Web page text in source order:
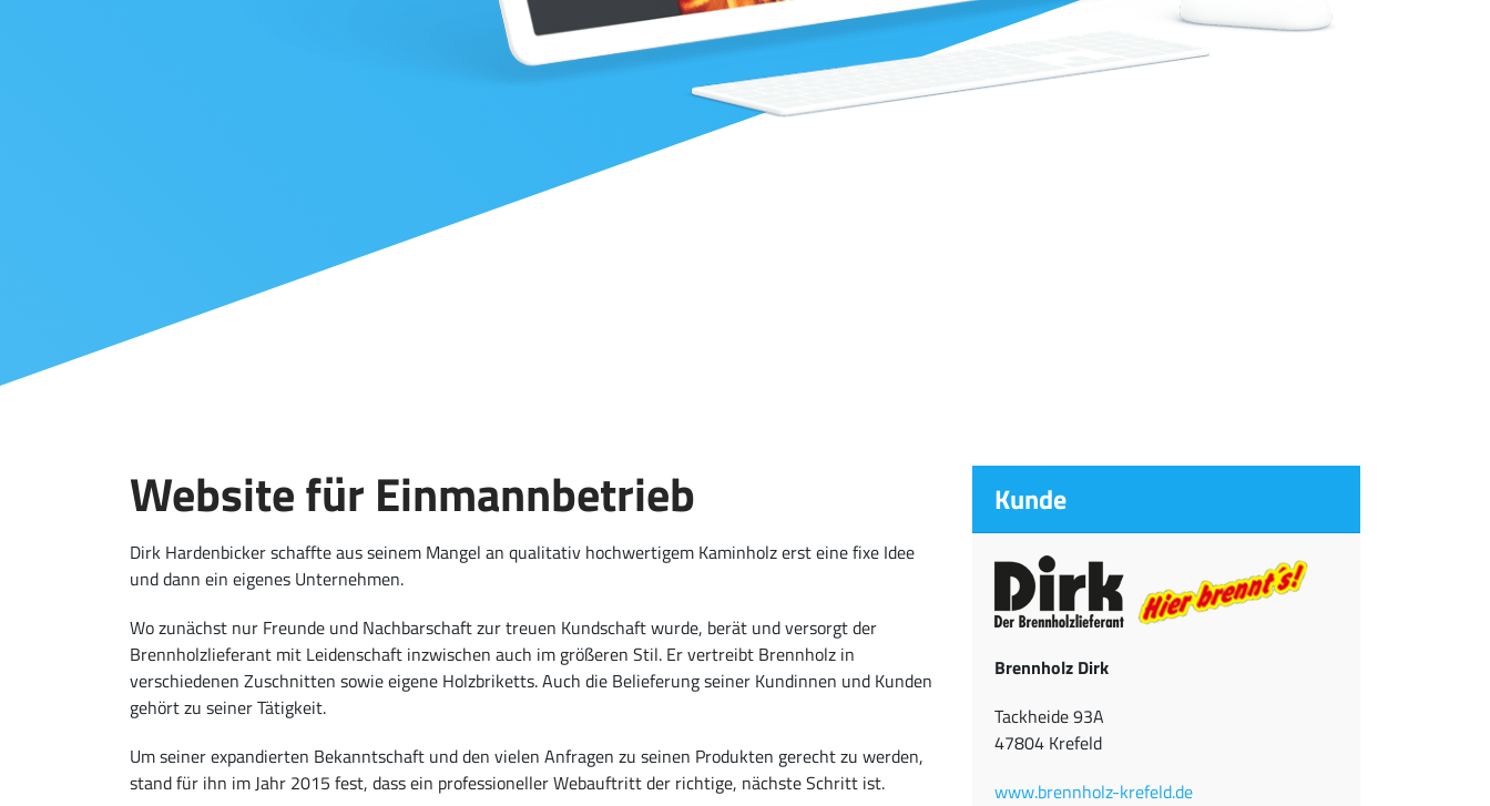
Website für Einmannbetrieb
Dirk Hardenbicker schaffte aus seinem Mangel an qualitativ hochwertigem Kaminholz erst eine fixe Idee
und dann ein eigenes Unternehmen.
Wo zunächst nur Freunde und Nachbarschaft zur treuen Kundschaft wurde, berät und versorgt der
Brennholzlieferant mit Leidenschaft inzwischen auch im größeren Stil. Er vertreibt Brennholz in
verschiedenen Zuschnitten sowie eigene Holzbriketts. Auch die Belieferung seiner Kundinnen und Kunden
gehört zu seiner Tätigkeit.
Um seiner expandierten Bekanntschaft und den vielen Anfragen zu seinen Produkten gerecht zu werden,
stand für ihn im Jahr 2015 fest, dass ein professioneller Webauftritt der richtige, nächste Schritt ist.
Kunde
Brennholz Dirk
Tackheide 93A
47804 Krefeld
www.brennholz-krefeld.de